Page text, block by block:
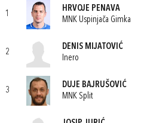
1
HRVOJE PENAVA
MNK Uspinjača Gimka
2
DENIS MIJATOVIĆ
Inero
3
DUJE BAJRUŠOVIĆ
MNK Split